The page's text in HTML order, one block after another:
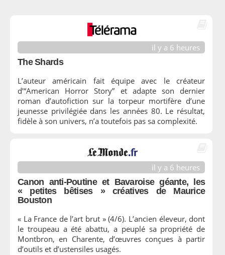
il y a 6 heures
The Shards
L’auteur américain fait équipe avec le créateur
d’“American Horror Story” et adapte son dernier
roman d’autofiction sur la torpeur mortifère d’une
jeunesse privilégiée dans les années 80. Le résultat,
fidèle à son univers, n’a toutefois pas sa complexité.
il y a 6 heures
Canon anti-Poutine et Bavaroise géante, les
« petites bêtises » créatives de Maurice
Bouston
« La France de l’art brut » (4/6). L’ancien éleveur, dont
le troupeau a été abattu, a peuplé sa propriété de
Montbron, en Charente, d’œuvres conçues à partir
d’outils et d’ustensiles usagés.